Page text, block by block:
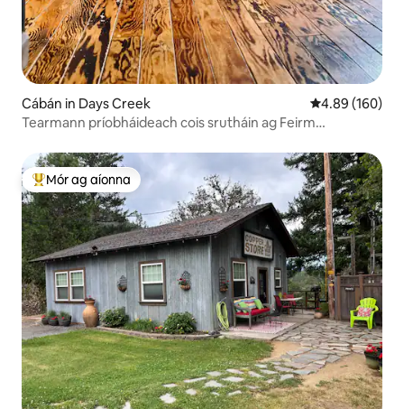
Cábán in Days Creek Meánrátáil
4.89 (160)
Tearmann príobháideach cois srutháin ag Feirm
An-mhór ag aíonna
Mór ag aíonna